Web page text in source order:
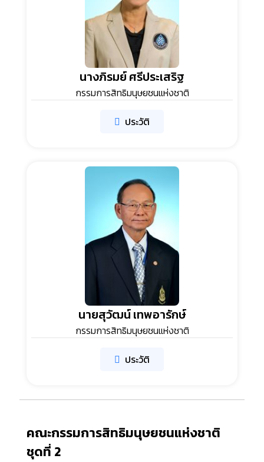
นางภิรมย์ ศรีประเสริฐ
กรรมการสิทธิมนุษยชนแห่งชาติ
ประวัติ
นายสุวัฒน์ เทพอารักษ์
กรรมการสิทธิมนุษยชนแห่งชาติ
ประวัติ
คณะกรรมการสิทธิมนุษยชนแห่งชาติ
ชุดที่ 2